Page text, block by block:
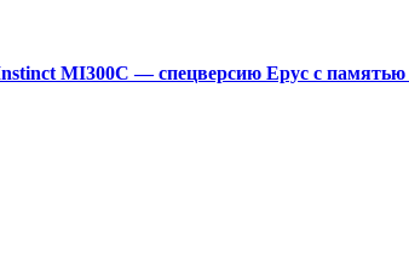
MI300C — спецверсию Epyc с